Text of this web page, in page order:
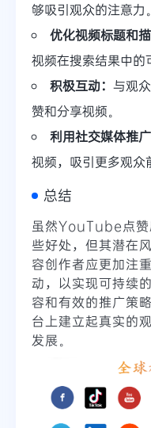
够吸引观众的注意力。
优化视频标题和描
视频在搜索结果中的
积极互动： 与观
赞和分享视频。
利用社交媒体推广
视频，吸引更多观众
总结
虽然YouTube点赞
些好处，但其潜在
容创作者应更加注
动，以实现可持续
容和有效的推广策
台上建立起真实的
发展。